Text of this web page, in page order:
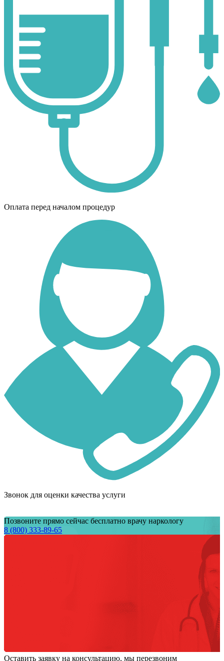
Оплата перед началом процедур
Звонок для оценки качества услуги
Позвоните прямо сейчас бесплатно врачу наркологу
8 (800) 333-89-65
Оставить заявку на консультацию, мы перезвоним